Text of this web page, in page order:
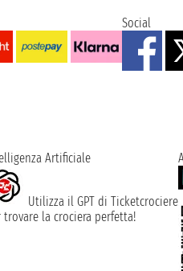
Social
Artificiale
Utilizza il GPT di Ticketcrociere
trovare la crociera perfetta!